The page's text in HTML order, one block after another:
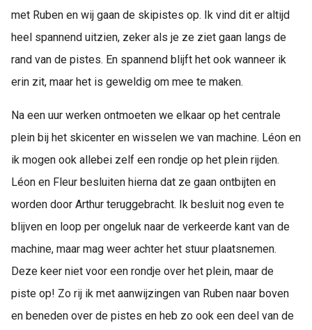
met Ruben en wij gaan de skipistes op. Ik vind dit er altijd
heel spannend uitzien, zeker als je ze ziet gaan langs de
rand van de pistes. En spannend blijft het ook wanneer ik
erin zit, maar het is geweldig om mee te maken.
Na een uur werken ontmoeten we elkaar op het centrale
plein bij het skicenter en wisselen we van machine. Léon en
ik mogen ook allebei zelf een rondje op het plein rijden.
Léon en Fleur besluiten hierna dat ze gaan ontbijten en
worden door Arthur teruggebracht. Ik besluit nog even te
blijven en loop per ongeluk naar de verkeerde kant van de
machine, maar mag weer achter het stuur plaatsnemen.
Deze keer niet voor een rondje over het plein, maar de
piste op! Zo rij ik met aanwijzingen van Ruben naar boven
en beneden over de pistes en heb zo ook een deel van de